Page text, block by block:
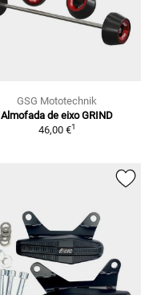
GSG Mototechnik
Almofada de eixo GRIND
46,00 €1